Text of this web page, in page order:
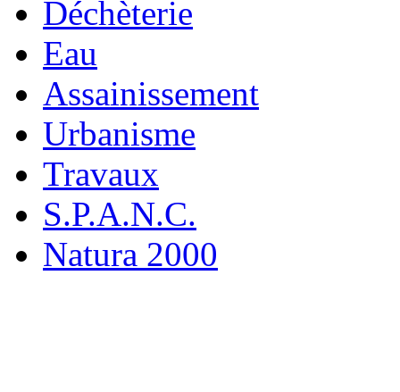
Déchèterie
Eau
Assainissement
Urbanisme
Travaux
S.P.A.N.C.
Natura 2000